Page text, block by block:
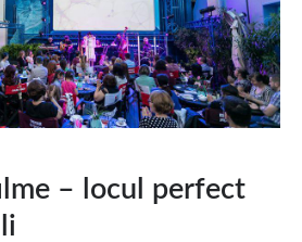
– locul perfect